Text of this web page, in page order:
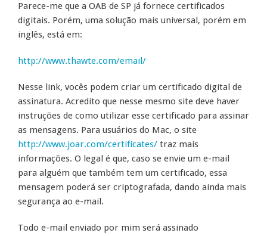
Parece-me que a OAB de SP já fornece certificados
digitais. Porém, uma solução mais universal, porém em
inglês, está em:
http://www.thawte.com/email/
Nesse link, vocês podem criar um certificado digital de
assinatura. Acredito que nesse mesmo site deve haver
instruções de como utilizar esse certificado para assinar
as mensagens. Para usuários do Mac, o site
http://www.joar.com/certificates/ traz mais
informações. O legal é que, caso se envie um e-mail
para alguém que também tem um certificado, essa
mensagem poderá ser criptografada, dando ainda mais
segurança ao e-mail.
Todo e-mail enviado por mim será assinado